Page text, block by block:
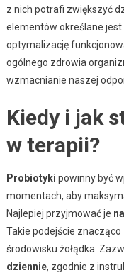
z nich potrafi zwiększyć
elementów określane
optymalizację
ogólnego zdrowia
wzmacnianie naszej
Kiedy i jak
w terapii?
Probiotyki powinny być
momentach, aby
Najlepiej przyjmować je
Takie podejście
środowisku żołądka.
dziennie, zgodnie z